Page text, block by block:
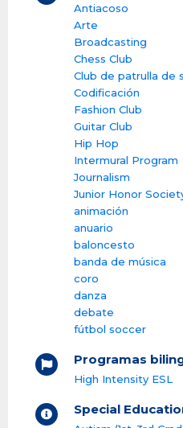
Antiacoso
Arte
Broadcasting
Chess Club
Club de patrulla de
Codificación
Fashion Club
Guitar Club
Hip Hop
Intermural Program
Journalism
Junior Honor
animación
anuario
baloncesto
banda de música
coro
danza
debate
fútbol soccer
Programas
High Intensity ESL
Special